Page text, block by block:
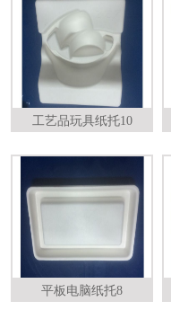
工艺品玩具纸托10
平板电脑纸托8